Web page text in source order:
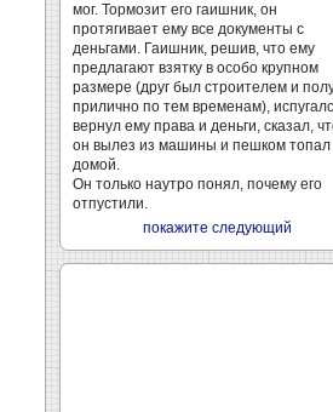
мог. Тормозит его гаишник, он
протягивает ему все документы с
деньгами. Гаишник, решив, что ему
предлагают взятку в особо крупном
размере (друг был строителем и
прилично по тем временам),
вернул ему права и деньги, сказал,
он вылез из машины и пешком топал
домой.
Он только наутро понял, почему его
отпустили.
покажите следующий